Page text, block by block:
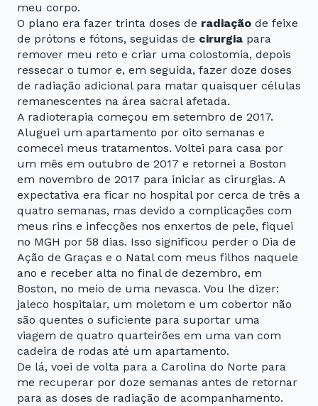
meu corpo.
O plano era fazer trinta doses de radiação de feixe
de prótons e fótons, seguidas de cirurgia para
remover meu reto e criar uma colostomia, depois
ressecar o tumor e, em seguida, fazer doze doses
de radiação adicional para matar quaisquer células
remanescentes na área sacral afetada.
A radioterapia começou em setembro de 2017.
Aluguei um apartamento por oito semanas e
comecei meus tratamentos. Voltei para casa por
um mês em outubro de 2017 e retornei a Boston
em novembro de 2017 para iniciar as cirurgias. A
expectativa era ficar no hospital por cerca de três a
quatro semanas, mas devido a complicações com
meus rins e infecções nos enxertos de pele, fiquei
no MGH por 58 dias. Isso significou perder o Dia de
Ação de Graças e o Natal com meus filhos naquele
ano e receber alta no final de dezembro, em
Boston, no meio de uma nevasca. Vou lhe dizer:
jaleco hospitalar, um moletom e um cobertor não
são quentes o suficiente para suportar uma
viagem de quatro quarteirões em uma van com
cadeira de rodas até um apartamento.
De lá, voei de volta para a Carolina do Norte para
me recuperar por doze semanas antes de retornar
para as doses de radiação de acompanhamento.